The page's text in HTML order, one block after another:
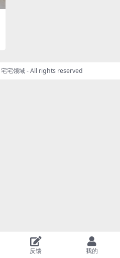
宅宅领域- All rights reserved
反馈 我的